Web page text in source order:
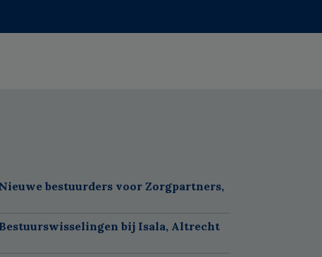
bestuurders voor Zorgpartners,
bij Isala, Altrecht